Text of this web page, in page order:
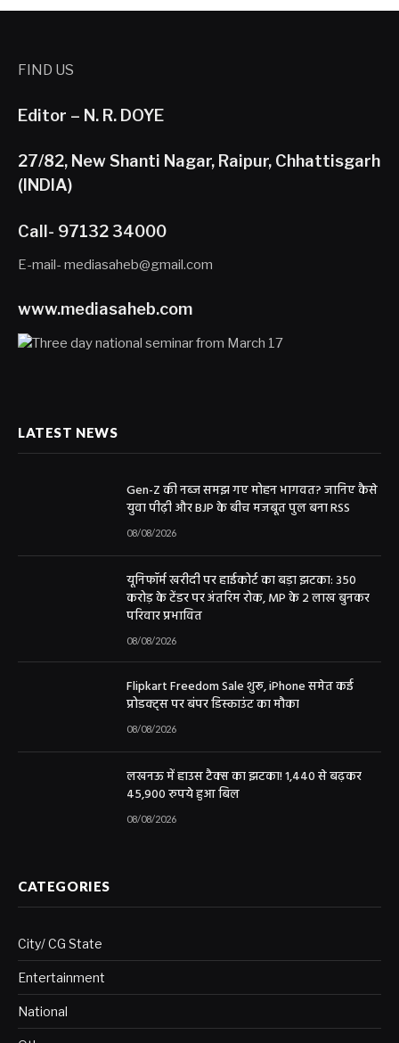
FIND US
Editor – N. R. DOYE
27/82, New Shanti Nagar, Raipur, Chhattisgarh
(INDIA)
Call- 97132 34000
E-mail- mediasaheb@gmail.com
www.mediasaheb.com
LATEST NEWS
Gen-Z की नब्ज समझ गए मोहन भागवत? जानिए कैसे
युवा पीढ़ी और BJP के बीच मजबूत पुल बना RSS
08/08/2026
यूनिफॉर्म खरीदी पर हाईकोर्ट का बड़ा झटका: 350
करोड़ के टेंडर पर अंतरिम रोक, MP के 2 लाख बुनकर
परिवार प्रभावित
08/08/2026
Flipkart Freedom Sale शुरू, iPhone समेत कई
प्रोडक्ट्स पर बंपर डिस्काउंट का मौका
08/08/2026
लखनऊ में हाउस टैक्स का झटका! 1,440 से बढ़कर
45,900 रुपये हुआ बिल
08/08/2026
CATEGORIES
City/ CG State
Entertainment
National